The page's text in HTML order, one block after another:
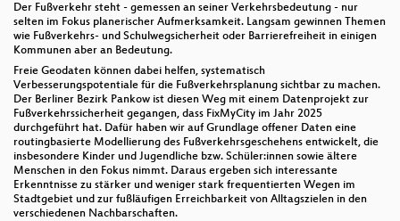
Der Fußverkehr steht - gemessen an seiner Verkehrsbedeutung - nur
selten im Fokus planerischer Aufmerksamkeit. Langsam gewinnen Themen
wie Fußverkehrs- und Schulwegsicherheit oder Barrierefreiheit in einigen
Kommunen aber an Bedeutung.
Freie Geodaten können dabei helfen, systematisch
Verbesserungspotentiale für die Fußverkehrsplanung sichtbar zu machen.
Der Berliner Bezirk Pankow ist diesen Weg mit einem Datenprojekt zur
Fußverkehrssicherheit gegangen, dass FixMyCity im Jahr 2025
durchgeführt hat. Dafür haben wir auf Grundlage offener Daten eine
routingbasierte Modellierung des Fußverkehrsgeschehens entwickelt, die
insbesondere Kinder und Jugendliche bzw. Schüler:innen sowie ältere
Menschen in den Fokus nimmt. Daraus ergeben sich interessante
Erkenntnisse zu stärker und weniger stark frequentierten Wegen im
Stadtgebiet und zur fußläufigen Erreichbarkeit von Alltagszielen in den
verschiedenen Nachbarschaften.